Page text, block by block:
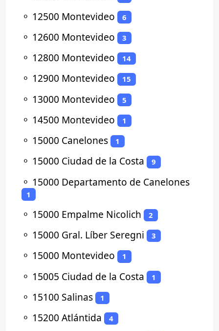
⚬ 12500 Montevideo 6
⚬ 12600 Montevideo 3
⚬ 12800 Montevideo 14
⚬ 12900 Montevideo 15
⚬ 13000 Montevideo 5
⚬ 14500 Montevideo 1
⚬ 15000 Canelones 1
⚬ 15000 Ciudad de la Costa 9
⚬ 15000 Departamento de Canelones
1
⚬ 15000 Empalme Nicolich 2
⚬ 15000 Gral. Líber Seregni 3
⚬ 15000 Montevideo 1
⚬ 15005 Ciudad de la Costa 1
⚬ 15100 Salinas 1
⚬ 15200 Atlántida 4